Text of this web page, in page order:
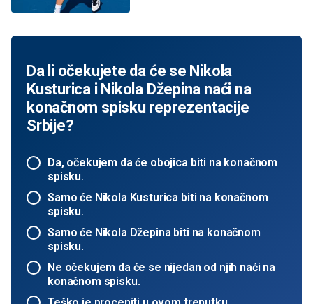
Da li očekujete da će se Nikola
Kusturica i Nikola Džepina naći na
konačnom spisku reprezentacije
Srbije?
Da, očekujem da će obojica biti na konačnom
spisku.
Samo će Nikola Kusturica biti na konačnom
spisku.
Samo će Nikola Džepina biti na konačnom
spisku.
Ne očekujem da će se nijedan od njih naći na
konačnom spisku.